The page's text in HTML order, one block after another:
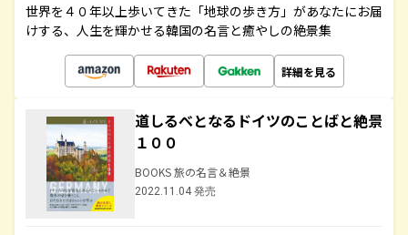
世界を４０年以上歩いてきた「地球の歩き方」があなたにお届
けする、人生を輝かせる韓国の名言と癒やしの絶景集
詳細を見る
道しるべとなるドイツのことばと絶景
１００
BOOKS 旅の名言＆絶景
2022.11.04 発売